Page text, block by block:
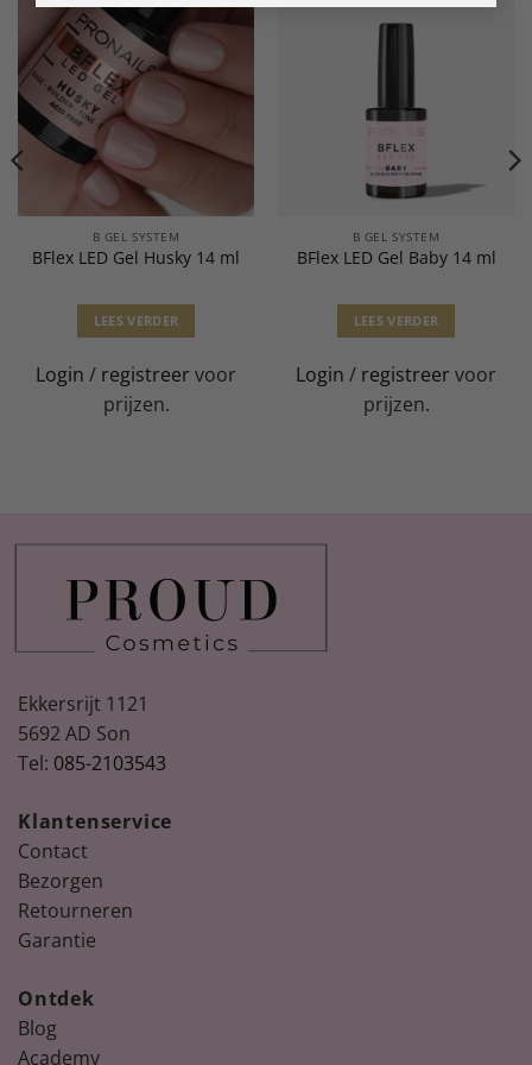
B GEL SYSTEM
BFlex LED Gel Husky 14 ml
LEES VERDER
Login / registreer voor
prijzen.
B GEL SYSTEM
BFlex LED Gel Baby 14 ml
LEES VERDER
Login / registreer voor
prijzen.
Ekkersrijt 1121
5692 AD Son
Tel: 085-2103543
Klantenservice
Contact
Bezorgen
Retourneren
Garantie
Ontdek
Blog
Academy